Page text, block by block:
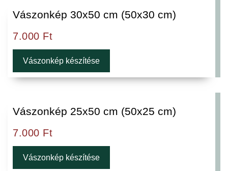
Vászonkép 30x50 cm (50x30 cm)
7.000 Ft
Vászonkép készítése
Vászonkép 25x50 cm (50x25 cm)
7.000 Ft
Vászonkép készítése